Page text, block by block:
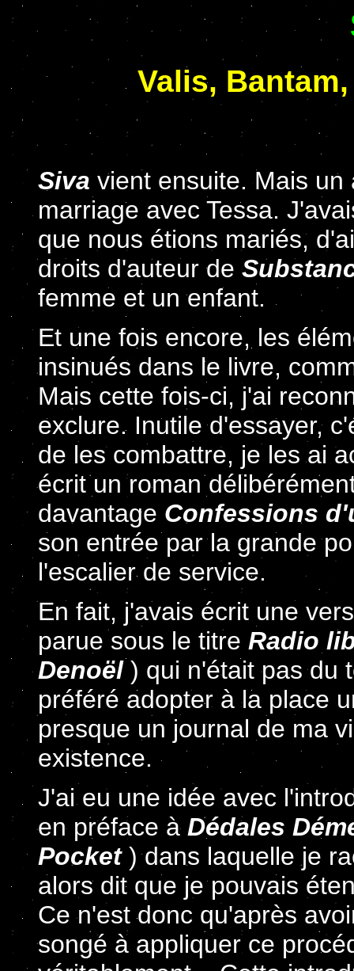
Valis,
Siva vient ensuite. Mais
marriage avec Tessa.
que nous étions mariés,
droits d'auteur de
femme et un enfant.
Et une fois encore, les
insinués dans le livre,
Mais cette fois-ci, j'ai
exclure. Inutile d'essayer,
de les combattre, je les ai
écrit un roman
davantage Confessions
son entrée par la grande
l'escalier de service.
En fait, j'avais écrit une
parue sous le titre Radio
Denoël ) qui n'était pas du
préféré adopter à la place
presque un journal de ma
existence.
J'ai eu une idée avec
en préface à Dédales
Pocket) dans laquelle je
alors dit que je pouvais
Ce n'est donc qu'après
songé à appliquer ce